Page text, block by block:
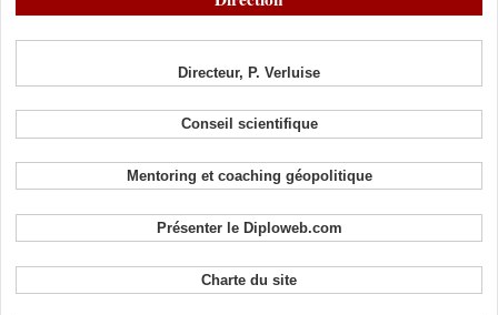
Directeur, P. Verluise
Conseil scientifique
Mentoring et coaching géopolitique
Présenter le Diploweb.com
Charte du site